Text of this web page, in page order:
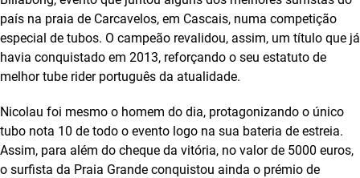
país na praia de Carcavelos, em Cascais, numa competição
especial de tubos. O campeão revalidou, assim, um título que já
havia conquistado em 2013, reforçando o seu estatuto de
melhor tube rider português da atualidade.
Nicolau foi mesmo o homem do dia, protagonizando o único
tubo nota 10 de todo o evento logo na sua bateria de estreia.
Assim, para além do cheque da vitória, no valor de 5000 euros,
o surfista da Praia Grande conquistou ainda o prémio de